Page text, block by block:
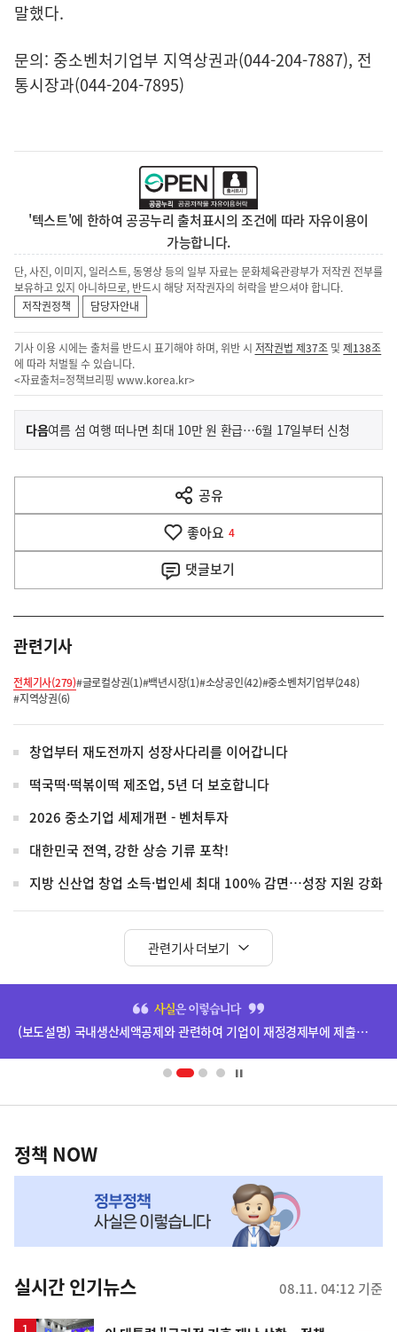
말했다.
문의: 중소벤처기업부 지역상권과(044-204-7887), 전
통시장과(044-204-7895)
'텍스트'에 한하여 공공누리 출처표시의 조건에 따라 자유이용이
가능합니다.
단, 사진, 이미지, 일러스트, 동영상 등의 일부 자료는 문화체육관광부가 저작권 전부를
보유하고 있지 아니하므로, 반드시 해당 저작권자의 허락을 받으셔야 합니다.
저작권정책
담당자안내
기사 이용 시에는 출처를 반드시 표기해야 하며, 위반 시 저작권법 제37조 및제138조
에 따라 처벌될 수 있습니다.
<자료출처=정책브리핑 www.korea.kr>
이
전
다
음
다음기
사
여름 섬 여행 떠나면 최대 10만 원 환급…6월 17일부터 신청
공유
열
기
좋아요 4
댓글보기
관련기사
전체기사(279)#글로컬상권(1)#백년시장(1)#소상공인(42)#중소벤처기업부(248)
#지역상권(6)
창업부터 재도전까지 성장사다리를 이어갑니다
떡국떡·떡볶이떡 제조업, 5년 더 보호합니다
2026 중소기업 세제개편 - 벤처투자
대한민국 전역, 강한 상승 기류 포착!
지방 신산업 창업 소득·법인세 최대 100% 감면…성장 지원 강화
관련기사 더보기
영
(보도설명) 국내생산세액공제와 관련하여 기업이 재정경제부에 제출한 자료는 비공개됩니다.
책
NOW,
뉴
스
정책 NOW
실시간 인기뉴스 08.11. 04:12 기준